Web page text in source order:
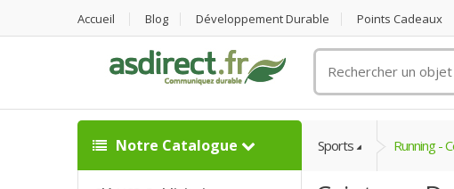
Accueil Blog Développement Durable Points Cadeaux
un
objet
publicitaire
Notre Catalogue Sports Running -